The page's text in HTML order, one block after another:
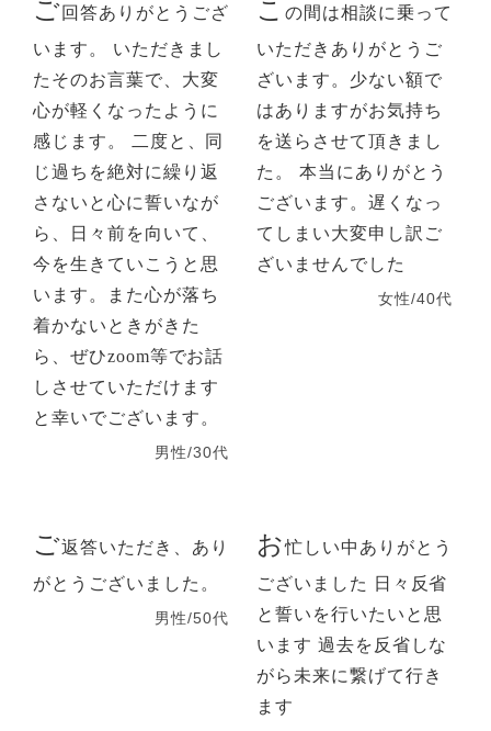
ご回答ありがとうござ
います。 いただきまし
たそのお言葉で、大変
心が軽くなったように
感じます。 二度と、同
じ過ちを絶対に繰り返
さないと心に誓いなが
ら、日々前を向いて、
今を生きていこうと思
います。また心が落ち
着かないときがきた
ら、ぜひzoom等でお話
しさせていただけます
と幸いでございます。
男性/30代
こ の間は相談に乗って
いただきありがとうご
ざいます。少ない額で
はありますがお気持ち
を送らさせて頂きまし
た。 本当にありがとう
ございます。遅くなっ
てしまい大変申し訳ご
ざいませんでした
女性/40代
ご返答いただき、あり
がとうございました。
男性/50代
お忙しい中ありがとう
ございました 日々反省
と誓いを行いたいと思
います 過去を反省しな
がら未来に繋げて行き
ます